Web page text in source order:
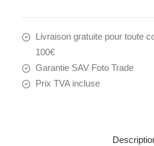
Livraison gratuite pour toute
100€
Garantie SAV Foto Trade
Prix TVA incluse